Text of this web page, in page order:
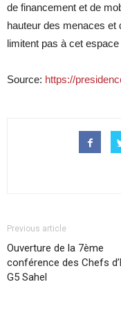
de financement et de
hauteur des menaces et
limitent pas à cet
Source: https://
Previous article
Ouverture de la 7ème
conférence des Chefs
G5 Sahel